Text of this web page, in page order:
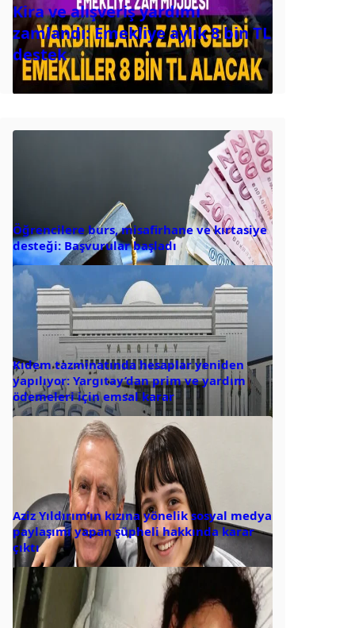
Kira ve alışveriş yardımı
zamlandı: Emekliye aylık 8 bin TL
destek
Öğrencilere burs, misafirhane ve kırtasiye
desteği: Başvurular başladı
Kıdem tazminatında hesaplar yeniden
yapılıyor: Yargıtay’dan prim ve yardım
ödemeleri için emsal karar
Aziz Yıldırım’ın kızına yönelik sosyal medya
paylaşımı yapan şüpheli hakkında karar
çıktı